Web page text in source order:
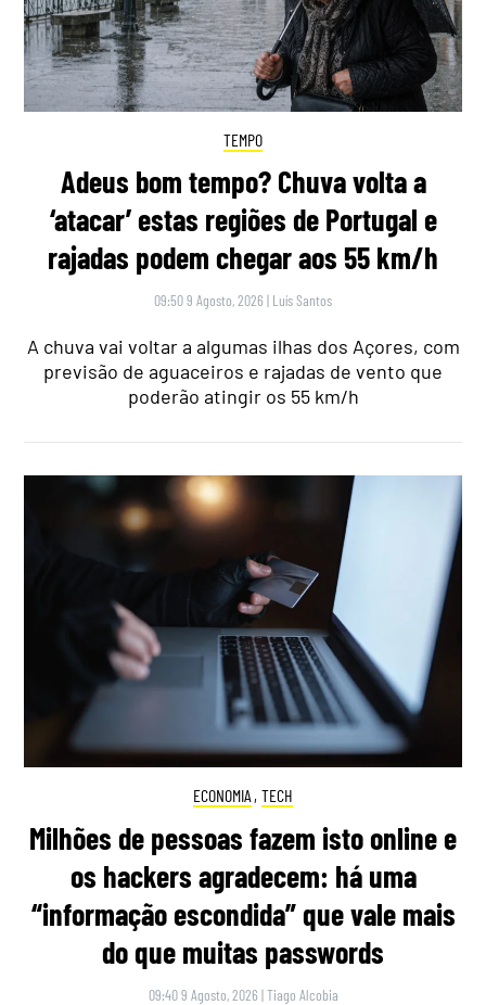
TEMPO
Adeus bom tempo? Chuva volta a
‘atacar’ estas regiões de Portugal e
rajadas podem chegar aos 55 km/h
09:50 9 Agosto, 2026 | Luís Santos
A chuva vai voltar a algumas ilhas dos Açores, com
previsão de aguaceiros e rajadas de vento que
poderão atingir os 55 km/h
ECONOMIA , TECH
Milhões de pessoas fazem isto online e
os hackers agradecem: há uma
“informação escondida” que vale mais
do que muitas passwords
09:40 9 Agosto, 2026 |Tiago Alcobia